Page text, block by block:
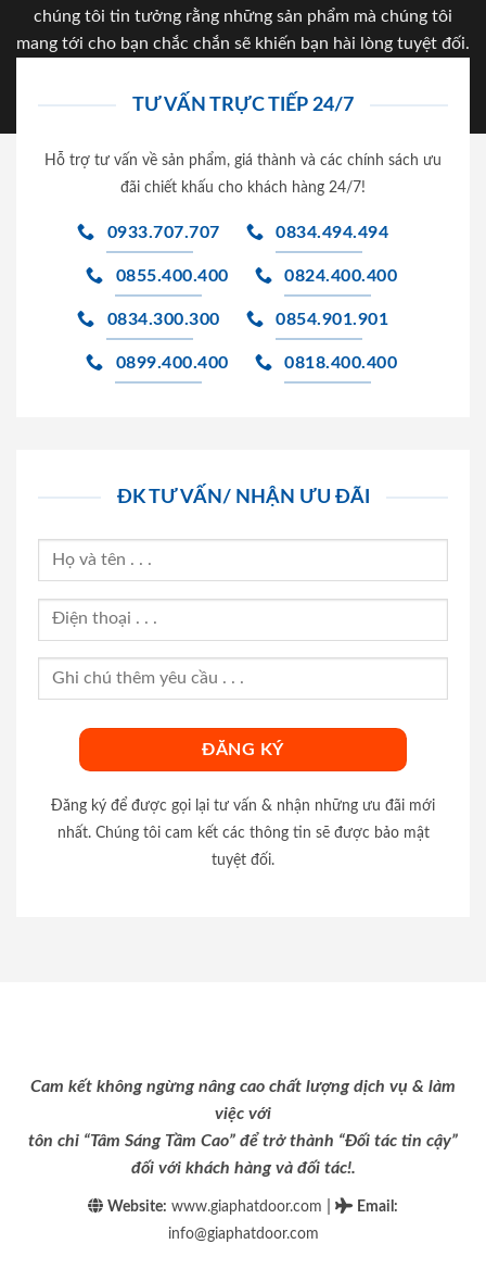
chúng tôi tin tưởng rằng những sản phẩm mà chúng tôi
mang tới cho bạn chắc chắn sẽ khiến bạn hài lòng tuyệt đối.
TƯ VẤN TRỰC TIẾP 24/7
Hỗ trợ tư vấn về sản phẩm, giá thành và các chính sách ưu
đãi chiết khấu cho khách hàng 24/7!
0933.707.707 0834.494.494
0855.400.400 0824.400.400
0834.300.300 0854.901.901
0899.400.400 0818.400.400
ĐK TƯ VẤN/ NHẬN ƯU ĐÃI
Đăng ký để được gọi lại tư vấn & nhận những ưu đãi mới
nhất. Chúng tôi cam kết các thông tin sẽ được bảo mật
tuyệt đối.
Cam kết không ngừng nâng cao chất lượng dịch vụ & làm
việc với
tôn chỉ “Tâm Sáng Tầm Cao” để trở thành “Đối tác tin cậy”
đối với khách hàng và đối tác!.
Website: www.giaphatdoor.com Email :
info@giaphatdoor.com